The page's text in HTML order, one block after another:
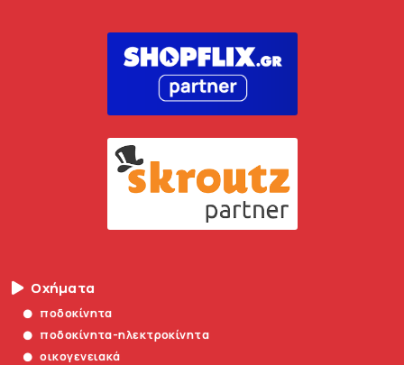
Οχήματα
ποδοκίνητα
ποδοκίνητα-ηλεκτροκίνητα
οικογενειακά